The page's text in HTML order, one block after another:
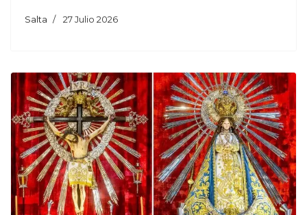
Salta 27 Julio 2026